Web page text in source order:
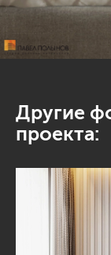
Другие
проекта: